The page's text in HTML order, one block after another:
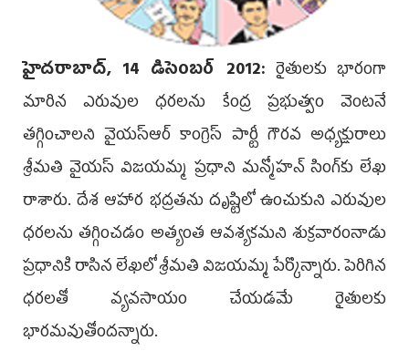
హైదరాబాద్, 14 డిసెంబర్ 2012: రైతులకు భారంగా
మారిన ఎరువుల ధరలను కేంద్ర ప్రభుత్వం వెంటనే
తగ్గించాలని వైయస్ఆర్ కాంగ్రెస్ పార్టీ గౌరవ అధ్యక్షురాలు
శ్రీమతి వైయస్ విజయమ్మ ప్రధాని మన్మోహన్ సింగ్‌కు లేఖ
రాశారు. దేశ ఆహార భద్రతను దృష్టిలో ఉంచుకుని ఎరువుల
ధరలను తగ్గించడం అత్యంత ఆవశ్యకమని శుక్రవారంనాడు
ప్రధానికి రాసిన లేఖలో శ్రీమతి విజయమ్మ పేర్కొన్నారు. పెరిగిన
ధరలతో వ్యవసాయం చేయడమే రైతులకు
భారమవుతోందన్నారు.